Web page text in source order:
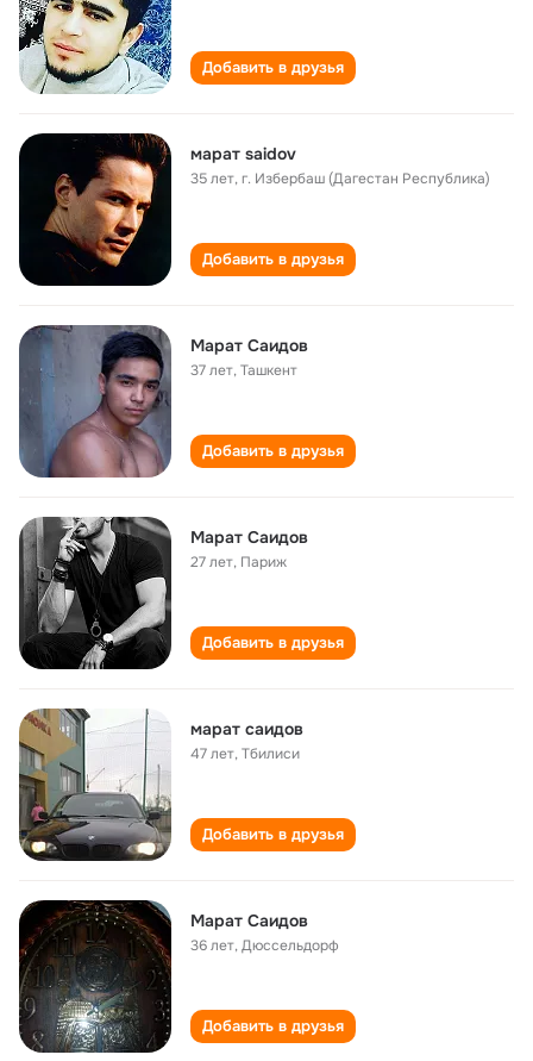
Добавить в друзья
марат saidov
35 лет,г. Избербаш (Дагестан Республика)
Добавить в друзья
Марат Саидов
37 лет,Ташкент
Добавить в друзья
Марат Саидов
27 лет, Париж
Добавить в друзья
марат саидов
47 лет,Тбилиси
Добавить в друзья
Марат Саидов
36 лет,Дюссельдорф
Добавить в друзья